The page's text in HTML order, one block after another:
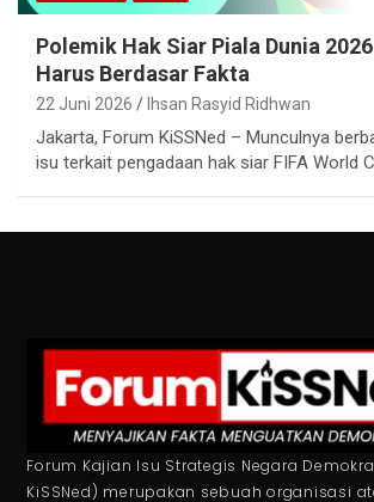
Polemik Hak Siar Piala Dunia
Harus Berdasar Fakta
22 Juni 2026 Ihsan Rasyid Ridhwan
Jakarta, Forum KiSSNed – Munculnya
isu terkait pengadaan hak siar FIFA World
Forum Kajian Isu Strategis Negara
KiSSNed) merupakan sebuah organisasi